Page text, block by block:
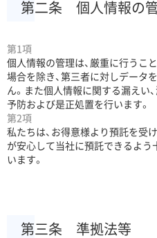
第二条 個人情報の
第1項
個人情報の管理は、厳重に行うこ
場合を除き、第三者に対しデータ
ん。また個人情報に関する漏えい
予防および是正処置を行います。
第2項
私たちは、お得意様より預託を受
が安心して当社に預託できるよ
います。
第三条 準拠法等